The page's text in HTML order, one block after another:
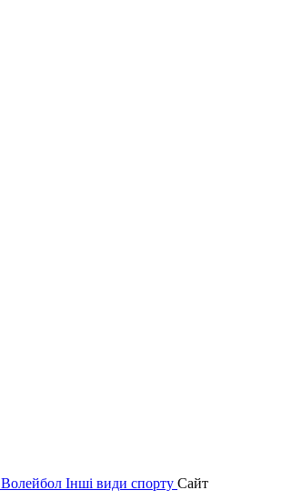
Волейбол Інші види спорту Сайт